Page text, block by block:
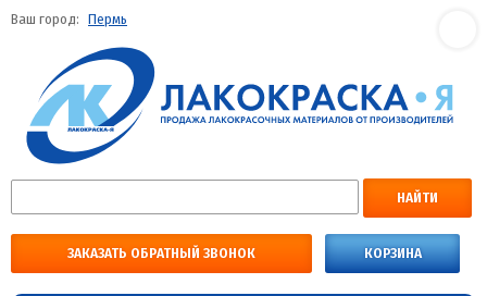
Ваш город: Пермь
НАЙТИ
ЗАКАЗАТЬ ОБРАТНЫЙ ЗВОНОК КОРЗИНА